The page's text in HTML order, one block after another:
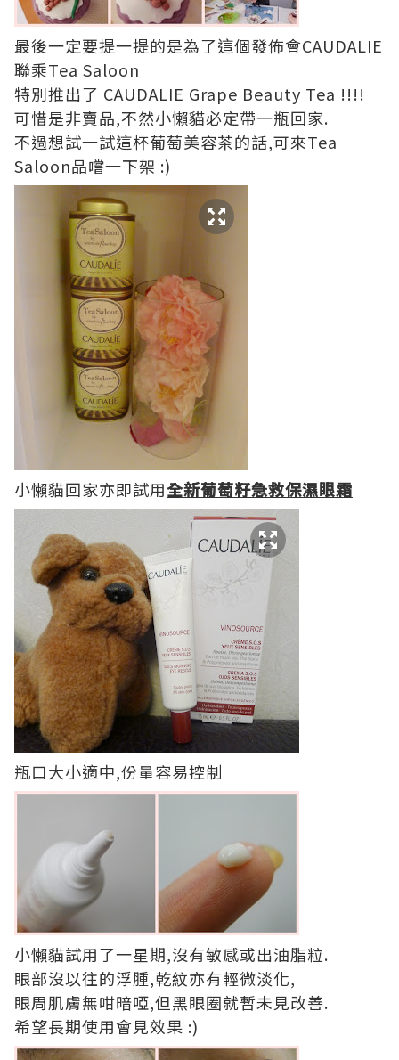
最後一定要提一提的是為了這個發佈會CAUDALIE
聯乘Tea Saloon
特別推出了 CAUDALIE Grape Beauty Tea !!!!
可惜是非賣品,不然小懶貓必定帶一瓶回家.
不過想試一試這杯葡萄美容茶的話,可來Tea
Saloon品嚐一下架 :)
小懶貓回家亦即試用全新葡萄籽急救保濕眼霜
瓶口大小適中,份量容易控制
小懶貓試用了一星期,沒有敏感或出油脂粒.
眼部沒以往的浮腫,乾紋亦有輕微淡化,
眼周肌膚無咁暗啞,但黑眼圈就暫未見改善.
希望長期使用會見效果 :)